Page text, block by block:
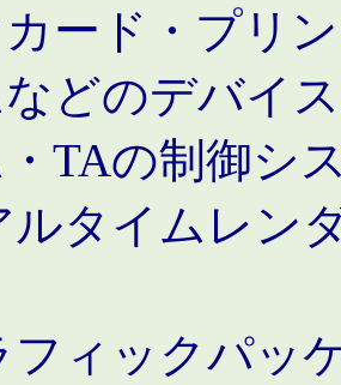
ード・プリ
どのデバイ
TAの制御シ
ルタイムレン
フィックパッ